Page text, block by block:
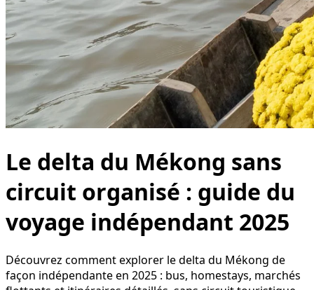
Le delta du Mékong sans
circuit organisé : guide du
voyage indépendant 2025
Découvrez comment explorer le delta du Mékong de
façon indépendante en 2025 : bus, homestays, marchés